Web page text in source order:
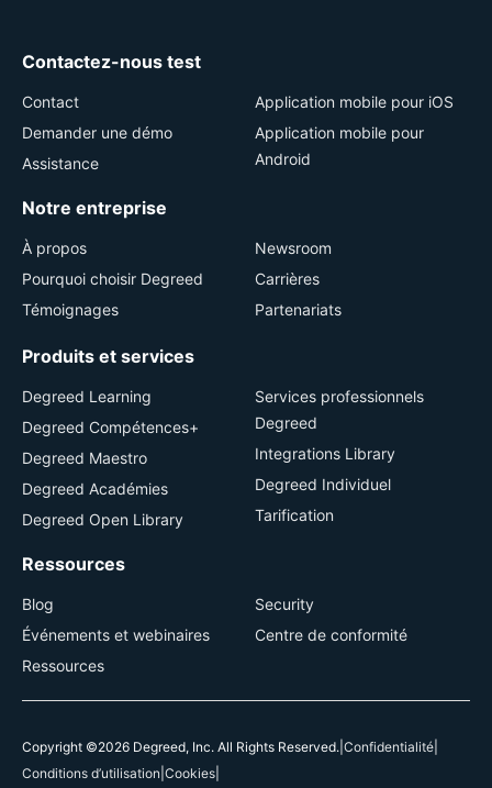
Contactez-nous test
Contact
Demander une démo
Assistance
Application mobile pour iOS
Application mobile pour
Android
Notre entreprise
À propos
Pourquoi choisir Degreed
Témoignages
Newsroom
Carrières
Partenariats
Produits et services
Degreed Learning
Degreed Compétences+
Degreed Maestro
Degreed Académies
Degreed Open Library
Services professionnels
Degreed
Integrations Library
Degreed Individuel
Tarification
Ressources
Blog
Événements et webinaires
Ressources
Security
Centre de conformité
Copyright ©2026 Degreed, Inc. All Rights Reserved. Confidentialité
Conditions d’utilisation Cookies